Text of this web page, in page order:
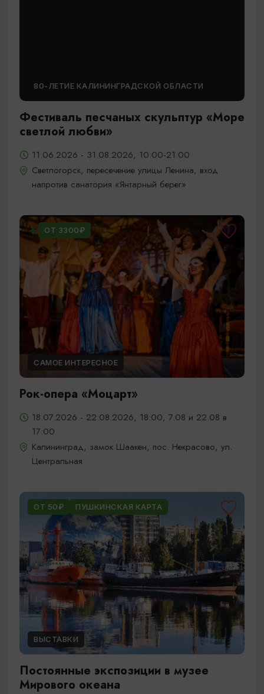
80-ЛЕТИЕ КАЛИНИНГРАДСКОЙ ОБЛАСТИ
Фестиваль песчаных скульптур «Море
светлой любви»
11.06.2026 - 31.08.2026, 10:00-21:00
Светлогорск, пересечение улицы Ленина, вход
напротив санатория «Янтарный берег»
ОТ 3300₽
САМОЕ ИНТЕРЕСНОЕ
Рок-опера «Моцарт»
18.07.2026 - 22.08.2026, 18:00, 7.08 и 22.08 в
17:00
Калининград, замок Шаакен, пос. Некрасово, ул.
Центральная
ОТ 50₽ ПУШКИНСКАЯ КАРТА
ВЫСТАВКИ
Постоянные экспозиции в музее
Мирового океана